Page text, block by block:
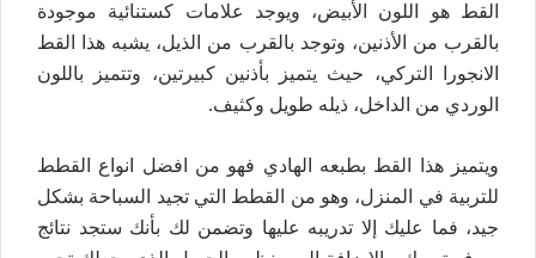
القط هو اللون الأبيض، ويوجد علامات كستنائية موجودة
بالقرب من الأذنين، وتوجد بالقرب من الذيل، يشبه هذا القط
الانجورا التركي، حيث يتميز بأذنين كبيرتين، وتتميز باللون
الوردي من الداخل، ذيله طويل وكثيف.
ويتميز هذا القط بطبعه الهادي فهو من افضل انواع القطط
للتربية في المنزل، وهو من القطط التي تجيد السباحة بشكل
جيد، فما عليك إلا تدريبه عليها وتضمن لك بأنك ستجد نتائج